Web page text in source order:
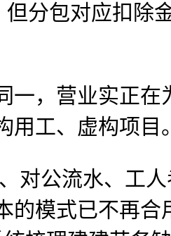
分包对应扣除
，营业实正在
工、虚构项目。
对公流水、工人
的模式已不再合